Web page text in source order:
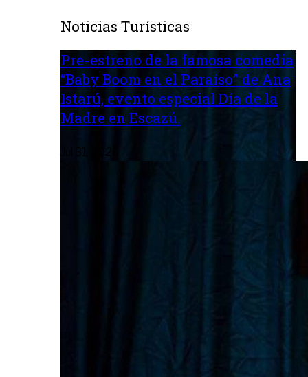
Noticias Turísticas
Pre-estreno de la famosa comedia
“Baby Boom en el Paraíso” de Ana
Istarú, evento especial Día de la
Madre en Escazú.
Jul 31, 2026